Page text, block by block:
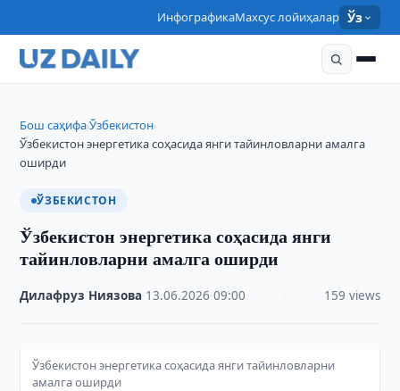
ИнфографикаМахсус лойиҳалар Ўз
Бош саҳифа›Ўзбекистон›
Ўзбекистон энергетика соҳасида янги тайинловларни амалга
оширди
ЎЗБЕКИСТОН
Ўзбекистон энергетика соҳасида янги
тайинловларни амалга оширди
Дилафруз Ниязова 13.06.2026 ·09:00 159 views
Ўзбекистон энергетика соҳасида янги тайинловларни
амалга оширди